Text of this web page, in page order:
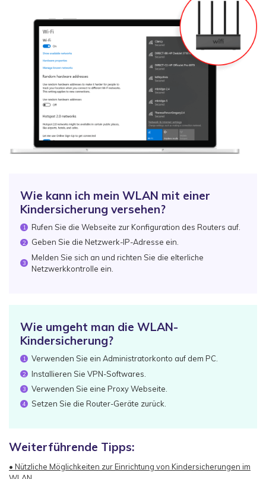
Wie kann ich mein WLAN mit einer
Kindersicherung versehen?
1 Rufen Sie die Webseite zur Konfiguration des Routers auf.
2 Geben Sie die Netzwerk-IP-Adresse ein.
3
Melden Sie sich an und richten Sie die elterliche
Netzwerkkontrolle ein.
Wie umgeht man die WLAN-
Kindersicherung?
1 Verwenden Sie ein Administratorkonto auf dem PC.
2 Installieren Sie VPN-Softwares.
3 Verwenden Sie eine Proxy Webseite.
4 Setzen Sie die Router-Geräte zurück.
Weiterführende Tipps:
• Nützliche Möglichkeiten zur Einrichtung von Kindersicherungen im